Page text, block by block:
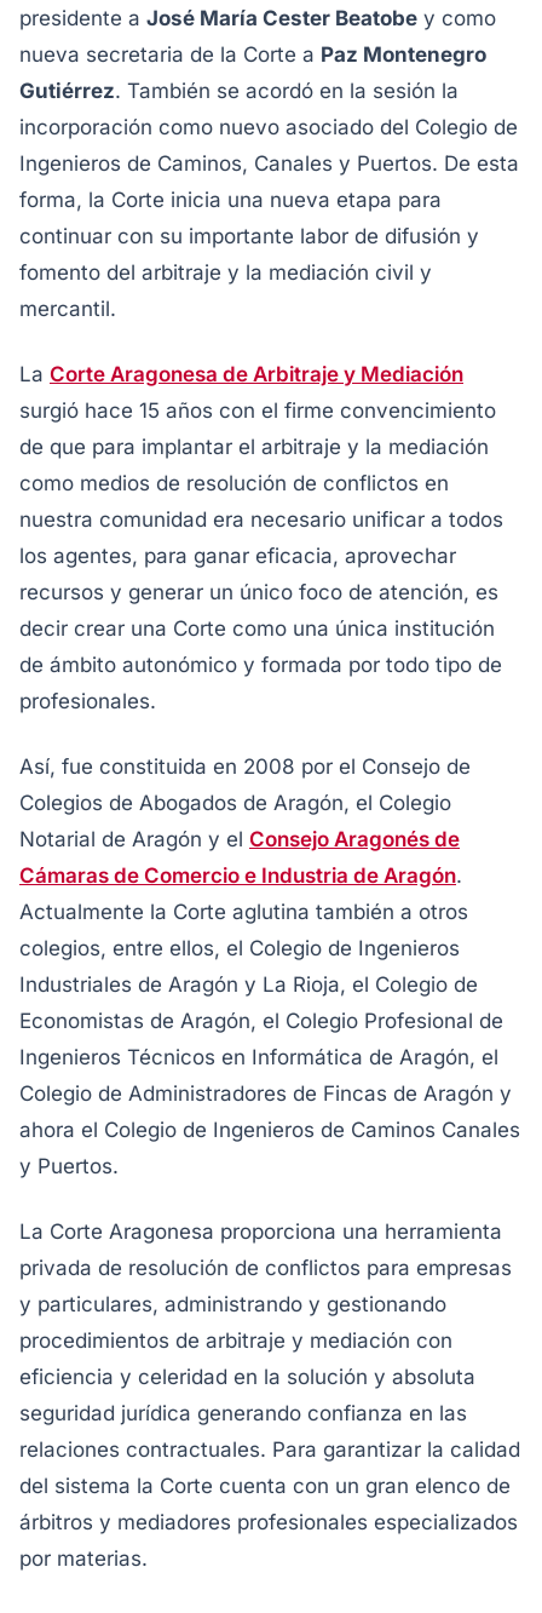
presidente a José María Cester Beatobe y como
nueva secretaria de la Corte a Paz Montenegro
Gutiérrez. También se acordó en la sesión la
incorporación como nuevo asociado del Colegio de
Ingenieros de Caminos, Canales y Puertos. De esta
forma, la Corte inicia una nueva etapa para
continuar con su importante labor de difusión y
fomento del arbitraje y la mediación civil y
mercantil.
La Corte Aragonesa de Arbitraje y Mediación
surgió hace 15 años con el firme convencimiento
de que para implantar el arbitraje y la mediación
como medios de resolución de conflictos en
nuestra comunidad era necesario unificar a todos
los agentes, para ganar eficacia, aprovechar
recursos y generar un único foco de atención, es
decir crear una Corte como una única institución
de ámbito autonómico y formada por todo tipo de
profesionales.
Así, fue constituida en 2008 por el Consejo de
Colegios de Abogados de Aragón, el Colegio
Notarial de Aragón y el Consejo Aragonés de
Cámaras de Comercio e Industria de Aragón.
Actualmente la Corte aglutina también a otros
colegios, entre ellos, el Colegio de Ingenieros
Industriales de Aragón y La Rioja, el Colegio de
Economistas de Aragón, el Colegio Profesional de
Ingenieros Técnicos en Informática de Aragón, el
Colegio de Administradores de Fincas de Aragón y
ahora el Colegio de Ingenieros de Caminos Canales
y Puertos.
La Corte Aragonesa proporciona una herramienta
privada de resolución de conflictos para empresas
y particulares, administrando y gestionando
procedimientos de arbitraje y mediación con
eficiencia y celeridad en la solución y absoluta
seguridad jurídica generando confianza en las
relaciones contractuales. Para garantizar la calidad
del sistema la Corte cuenta con un gran elenco de
árbitros y mediadores profesionales especializados
por materias.